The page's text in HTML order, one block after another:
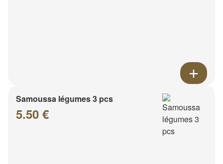
Samoussa légumes 3 pcs
5.50 €